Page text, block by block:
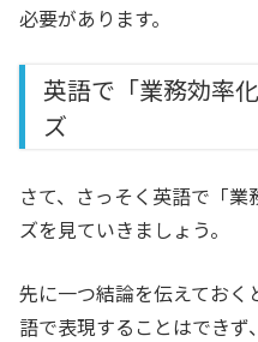
必要があります。
英語で「業務効率
ズ
さて、さっそく英語で「
ズを見ていきましょう。
先に一つ結論を伝えてお
語で表現することはでき